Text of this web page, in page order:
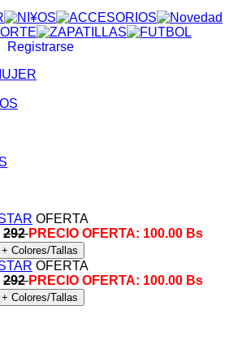
Registrarse
OFERTA
292PRECIO OFERTA: 100.00 Bs
+ Colores/Tallas
OFERTA
292PRECIO OFERTA: 100.00 Bs
+ Colores/Tallas